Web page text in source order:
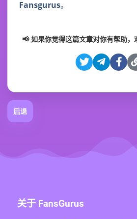
Fansgurus。
📢 如果你觉得这篇文章对你有帮助，
后退
关于 FansGurus